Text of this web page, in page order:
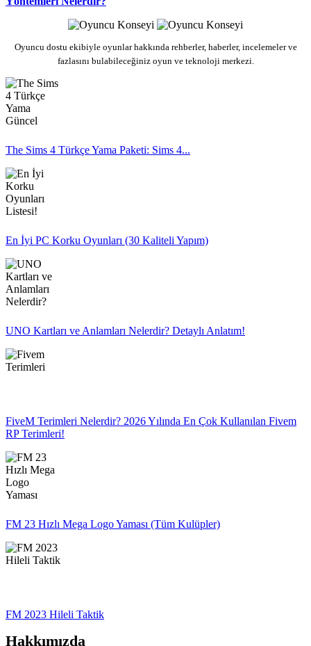
Oyuncu dostu ekibiyle oyunlar hakkında rehberler, haberler, incelemeler ve
fazlasını bulabileceğiniz oyun ve teknoloji merkezi.
The Sims 4 Türkçe Yama Paketi: Sims 4...
En İyi PC Korku Oyunları (30 Kaliteli Yapım)
UNO Kartları ve Anlamları Nelerdir? Detaylı Anlatım!
FiveM Terimleri Nelerdir? 2026 Yılında En Çok Kullanılan Fivem
RP Terimleri!
FM 23 Hızlı Mega Logo Yaması (Tüm Kulüpler)
FM 2023 Hileli Taktik
Hakkımızda